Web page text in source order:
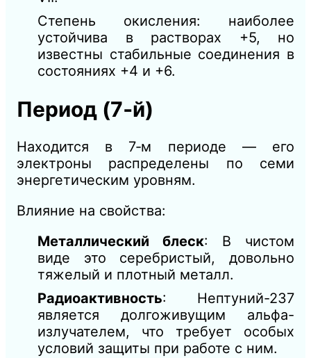
Степень окисления: наиболее
устойчива в растворах +5, но
известны стабильные соединения в
состояниях +4 и +6.
Период (7‑й)
Находится в 7‑м периоде — его
электроны распределены по семи
энергетическим уровням.
Влияние на свойства:
Металлический блеск: В чистом
виде это серебристый, довольно
тяжелый и плотный металл.
Радиоактивность: Нептуний-237
является долгоживущим альфа-
излучателем, что требует особых
условий защиты при работе с ним.